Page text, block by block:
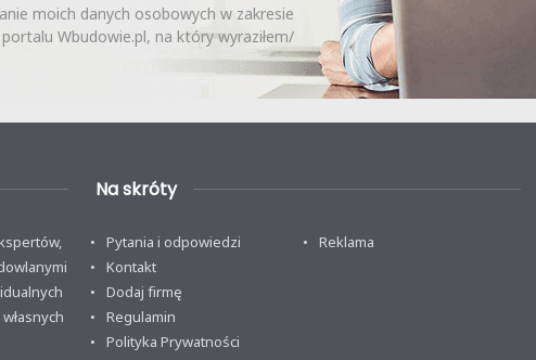
moich danych osobowych w zakresie
Wbudowie.pl, na który wyraziłem/
Na skróty
Pytania i odpowiedzi
Kontakt
Dodaj firmę
Regulamin
Polityka Prywatności
Reklama